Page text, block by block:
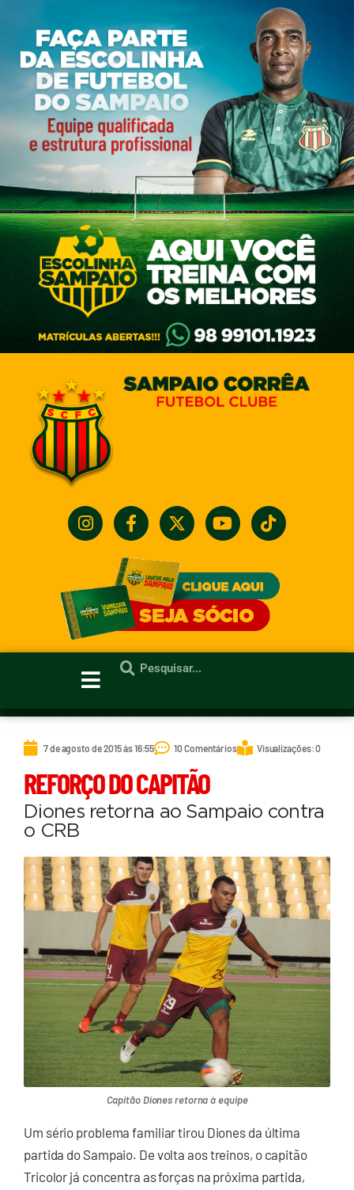
7 de agosto de 2015 às 16:55 10 Comentários Visualizações: 0
REFORÇO DO CAPITÃO
Diones retorna ao Sampaio contra
o CRB
Capitão Diones retorna à equipe
Um sério problema familiar tirou Diones da última
partida do Sampaio. De volta aos treinos, o capitão
Tricolor já concentra as forças na próxima partida,